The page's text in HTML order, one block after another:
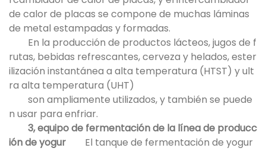
de calor de placas se compone de muchas láminas
de metal estampadas y formadas.
En la producción de productos lácteos, jugos de f
rutas, bebidas refrescantes, cerveza y helados, ester
ilización instantánea a alta temperatura (HTST) y ult
ra alta temperatura (UHT)
son ampliamente utilizados, y también se puede
n usar para enfriar.
3, equipo de fermentación de la línea de producc
ión de yogur El tanque de fermentación de yogur